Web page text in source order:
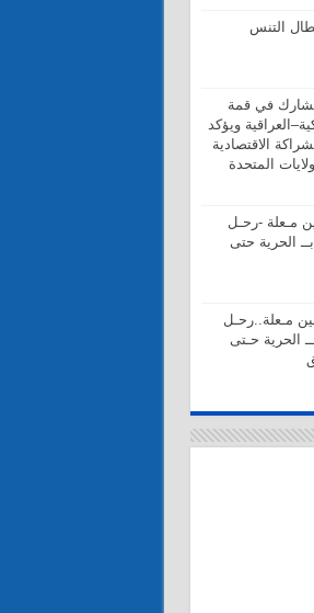
التنس
في قمة
ويؤكد
الاقتصادية
المتحدة
مـعلة -رحـل
الحرية حتى
مـعلة..رحـل
الحرية حـتى